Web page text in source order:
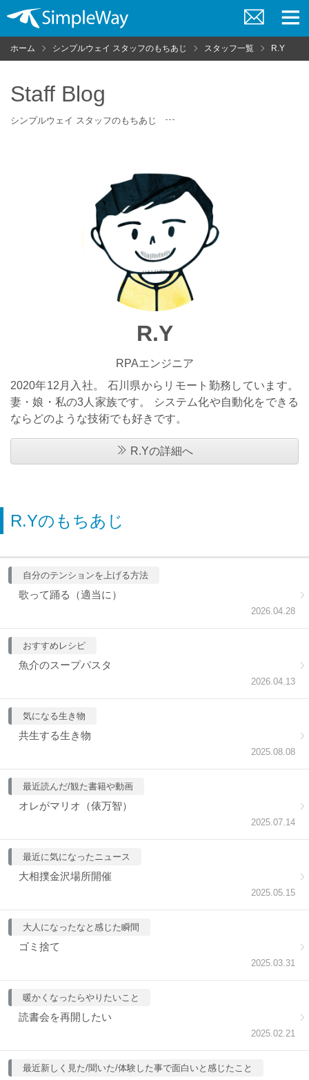
問
い
ニ
ホーム シンプルウェイ スタッフのもちあじ スタッフ一覧 R.Y
Staff Blog
シンプルウェイ スタッフのもちあじ
R.Y
RPAエンジニア
2020年12月入社。 石川県からリモート勤務しています。
妻・娘・私の3人家族です。 システム化や自動化をできる
ならどのような技術でも好きです。
R.Yの詳細へ
R.Yのもちあじ
自分のテンションを上げる方法
2026.04.28
歌って踊る（適当に）
おすすめレシピ
2026.04.13
魚介のスープパスタ
気になる生き物
2025.08.08
共生する生き物
最近読んだ/観た書籍や動画
2025.07.14
オレがマリオ（俵万智）
最近に気になったニュース
2025.05.15
大相撲金沢場所開催
大人になったなと感じた瞬間
2025.03.31
ゴミ捨て
暖かくなったらやりたいこと
2025.02.21
読書会を再開したい
最近新しく見た/聞いた/体験した事で面白いと感じたこと